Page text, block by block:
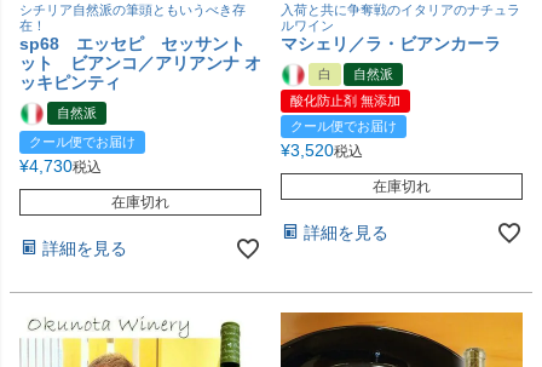
シチリア自然派の筆頭ともいうべき存
在！
sp68 エッセピ セッサント
ット ビアンコ／アリアンナ オ
ッキピンティ
自然派
クール便でお届け
¥4,730税込
在庫切れ
詳細を見る
入荷と共に争奪戦のイタリアのナチュラ
ルワイン
マシェリ／ラ・ビアンカーラ
白
自然派
酸化防止剤 無添加
クール便でお届け
¥3,520税込
在庫切れ
詳細を見る